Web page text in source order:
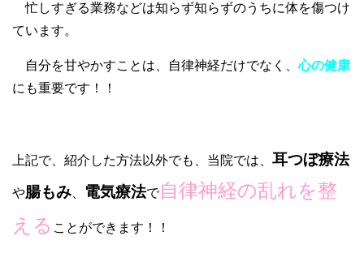
忙しすぎる業務などは知らず知らずのうちに体を傷つけ
ています。
自分を甘やかすことは、自律神経だけでなく、心の健康
にも重要です！！
上記で、紹介した方法以外でも、当院では、 耳つぼ療法
や腸もみ 電気療法で自律神経の乱れを整
える ことができます！！